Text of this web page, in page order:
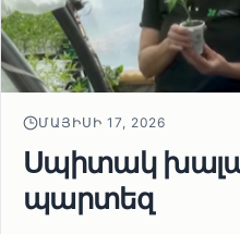
ՄԱՅԻՍԻ 17, 2026
Սպիտակ
պարտեզ